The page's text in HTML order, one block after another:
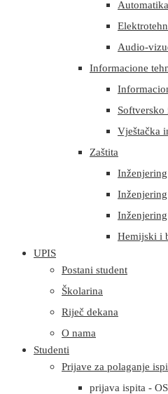
Audio-
Informacione
Softversko
Vještačka
Zaštita
Inženjering
Hemijski i
UPIS
Postani student
Školarina
Riječ dekana
O nama
Studenti
Prijave za polaganje
prijava ispita -